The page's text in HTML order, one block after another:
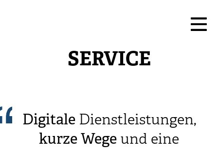
SERVICE
DigitaleDienstleistungen,
kurzeWege und eine